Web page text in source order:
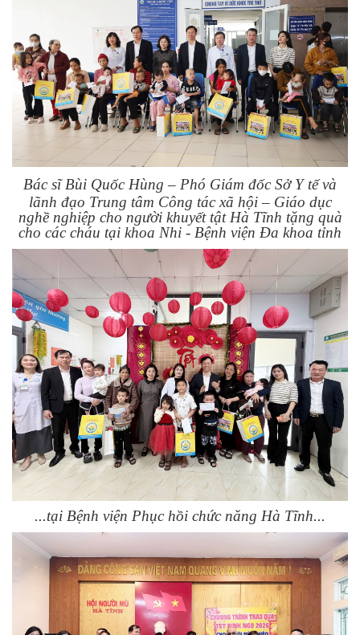
Bác sĩ Bùi Quốc Hùng – Phó Giám đốc Sở Y tế và
lãnh đạo Trung tâm Công tác xã hội – Giáo dục
nghề nghiệp cho người khuyết tật Hà Tĩnh tặng quà
cho các cháu tại khoa Nhi - Bệnh viện Đa khoa tỉnh
...tại Bệnh viện Phục hồi chức năng Hà Tĩnh...